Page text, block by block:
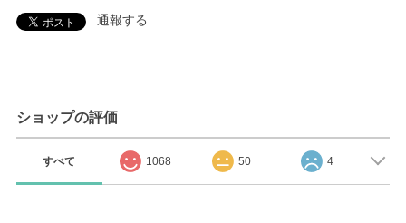
通報する
ショップの評価
すべて 1068 50 4